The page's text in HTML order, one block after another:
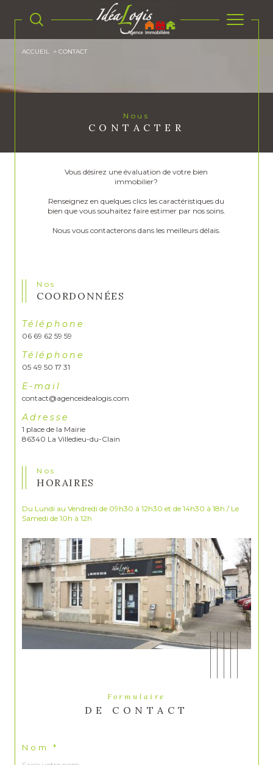
ACCUEIL CONTACT
Nous
CONTACTER
Vous désirez une évaluation de votre bien
immobilier?
Renseignez en quelques clics les caractéristiques du
bien que vous souhaitez faire estimer par nos soins.
Nous vous contacterons dans les meilleurs délais.
Nos
COORDONNÉES
Téléphone
06 69 62 59 59
Téléphone
05 49 50 17 31
E-mail
contact@agenceidealogis.com
Adresse
1 place de la Mairie
86340 La Villedieu-du-Clain
Nos
HORAIRES
Du Lundi au Vendredi de 09h30 à 12h30 et de 14h30 à 18h / Le
Samedi de 10h à 12h
Formulaire
DE CONTACT
Nom *